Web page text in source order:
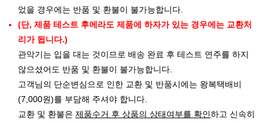
었을 경우에는 반품 및 환불이 불가능합니다.
(단, 제품 테스트 후에라도 제품에 하자가 있는 경우에는 교환처
리가 됩니다.)
관악기는 입을 대는 것이므로 배송 완료 후 테스트 연주를 하지
않으셨어도 반품 및 환불이 불가능합니다.
고객님의 단순변심으로 인한 교환 및 반품시에는 왕복택배비
(7,000원)를 부담해 주셔야 합니다.
교환 및 환불은 제품수거 후 상품의 상태여부를 확인하고 신속히